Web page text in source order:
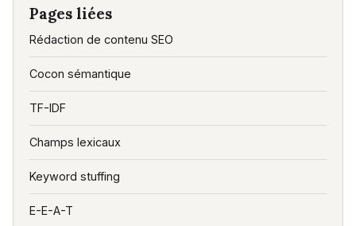
Pages liées
Rédaction de contenu SEO
Cocon sémantique
TF-IDF
Champs lexicaux
Keyword stuffing
E-E-A-T